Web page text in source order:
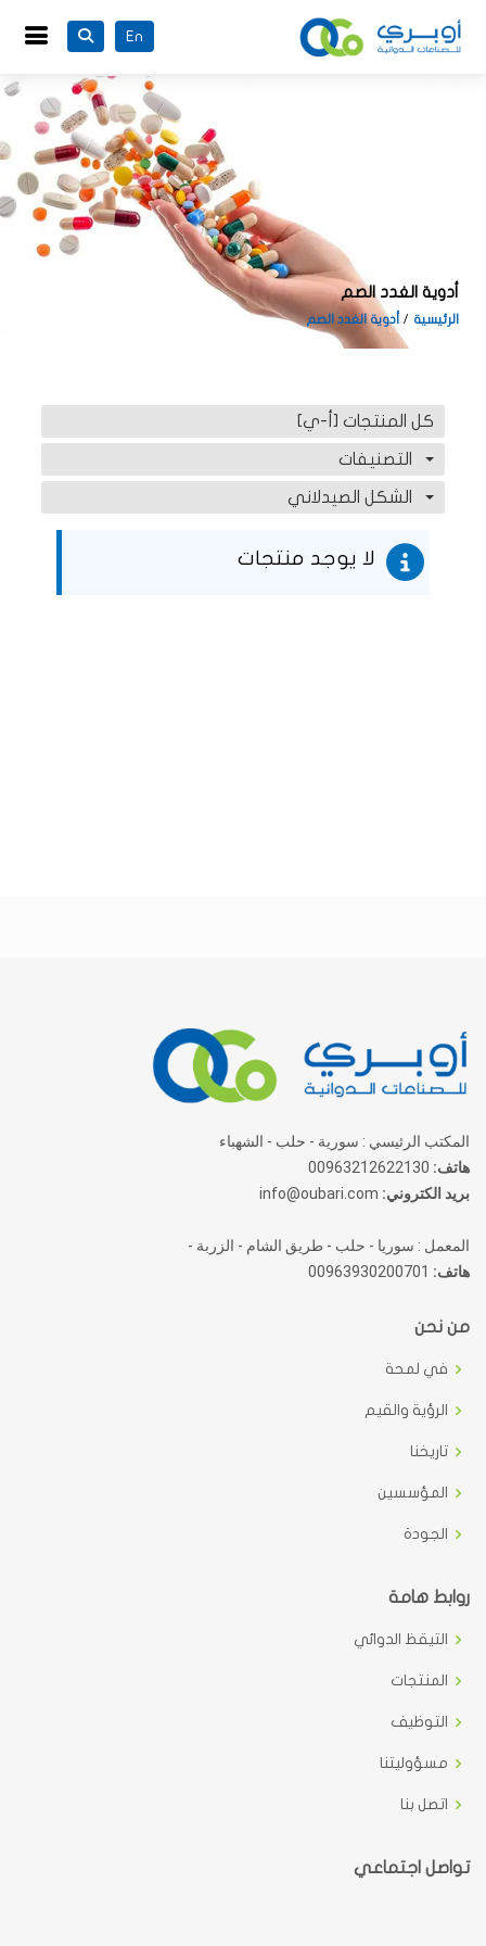
En
أدوية الغدد الصم
الرئيسية أدوية الغدد الصم
كل المنتجات [أ-ي]
التصنيفات
الشكل الصيدلاني
لا يوجد منتجات
المكتب الرئيسي : سورية - حلب - الشهباء
هاتف:
بريد الكتروني:
المعمل : سوريا - حلب - طريق الشام - الزربة -
هاتف:
من نحن
في لمحة
الرؤية والقيم
تاريخنا
المؤسسين
الجودة
روابط هامة
التيقظ الدوائي
المنتجات
التوظيف
مسؤوليتنا
اتصل بنا
تواصل اجتماعي